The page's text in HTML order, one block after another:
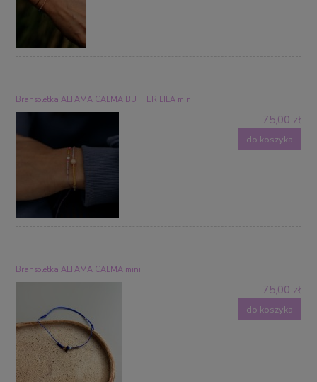
Bransoletka ALFAMA CALMA BUTTER LILA mini
75,00 zł
do koszyka
Bransoletka ALFAMA CALMA mini
75,00 zł
do koszyka